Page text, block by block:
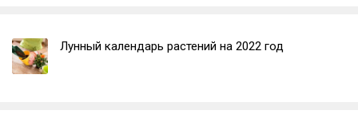
Лунный календарь растений на 2022 год